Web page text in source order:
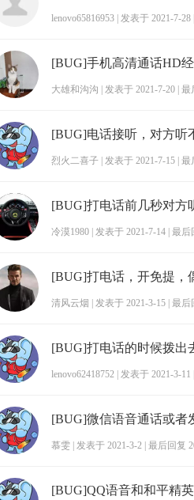
lenovo65816953 发表于 2021-7-28
[BUG]手机高清通话HD
大雄和沟沟 发表于 2021-7-20 最
[BUG]电话接听，对方听
烈火二喜子 发表于 2021-7-15 最
[BUG]打电话前几秒对方
冷漠1980 发表于 2021-7-14 最后
[BUG]打电话，开免提，
清风云烟 发表于 2021-3-15 最后
[BUG]打电话的时候拨出
lenovo62418752 发表于 2021-3-11
[BUG]微信语音通话或者
慕雯 发表于 2021-3-2 最后回复
[BUG]QQ语音和和平精